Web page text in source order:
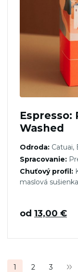
Espresso:
Washed
Odroda: Catuai,
Spracovanie:
Chuťový profil:
maslová sušienka
od 13,00 €
1 2 3